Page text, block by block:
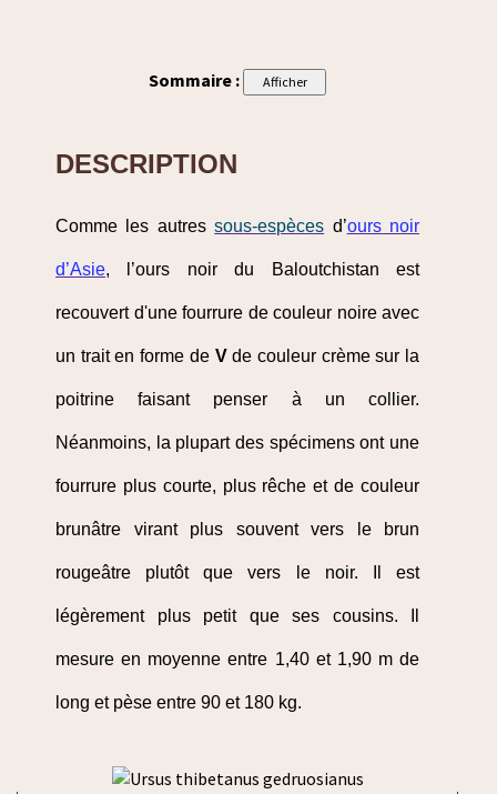
Sommaire :
DESCRIPTION
Comme les autressous-espèces d’ours noir
d’Asie, l’ours noir du Baloutchistan est
recouvert d'une fourrure de couleur noire avec
un trait en forme de Vde couleur crème sur la
poitrine faisant penser à un collier.
Néanmoins, la plupart des spécimens ont une
fourrure plus courte, plus rêche et de couleur
brunâtre virant plus souvent vers le brun
rougeâtre plutôt que vers le noir. Il est
légèrement plus petit que ses cousins. Il
mesure en moyenne entre 1,40 et 1,90 m de
long et pèse entre 90 et 180 kg.